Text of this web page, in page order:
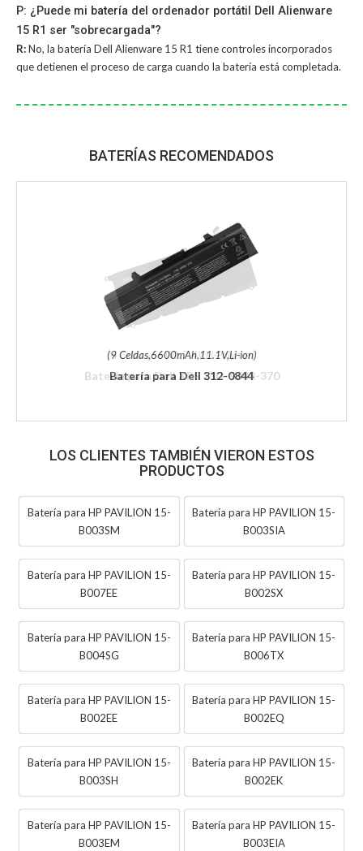
P: ¿Puede mi batería del ordenador portátil Dell Alienware
15 R1 ser "sobrecargada"?
R:No, la batería Dell Alienware 15 R1 tiene controles incorporados
que detienen el proceso de carga cuando la batería está completada.
BATERÍAS RECOMENDADOS
(9 Celdas,6600mAh,11.1V,Li-ion)
Batería para Dell 312-0844
LOS CLIENTES TAMBIÉN VIERON ESTOS
PRODUCTOS
Batería para HP PAVILION 15-
B003SM
Batería para HP PAVILION 15-
B003SIA
Batería para HP PAVILION 15-
B007EE
Batería para HP PAVILION 15-
B002SX
Batería para HP PAVILION 15-
B004SG
Batería para HP PAVILION 15-
B006TX
Batería para HP PAVILION 15-
B002EE
Batería para HP PAVILION 15-
B002EQ
Batería para HP PAVILION 15-
B003SH
Batería para HP PAVILION 15-
B002EK
Batería para HP PAVILION 15-
B003EM
Batería para HP PAVILION 15-
B003EIA